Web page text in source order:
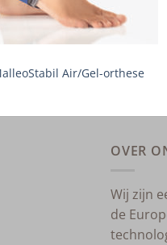
Air/Gel-orthese
OVER
Wij zijn
de